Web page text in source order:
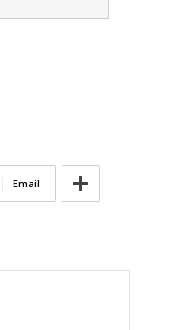
Email